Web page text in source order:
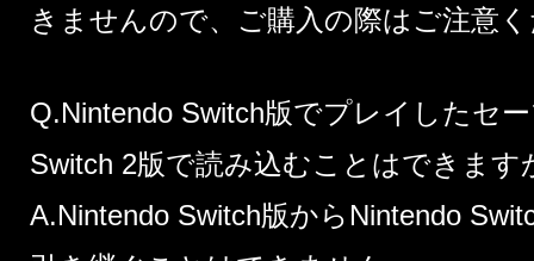
きませんので、ご購入の際はご注意
Q.Nintendo Switch版でプレイしたセ
Switch 2版で読み込むことはできます
A.Nintendo Switch版からNintendo